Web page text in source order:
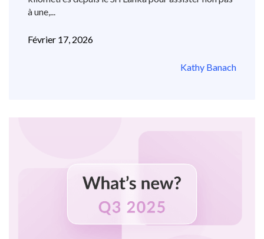
à une,...
Février 17, 2026
Kathy Banach